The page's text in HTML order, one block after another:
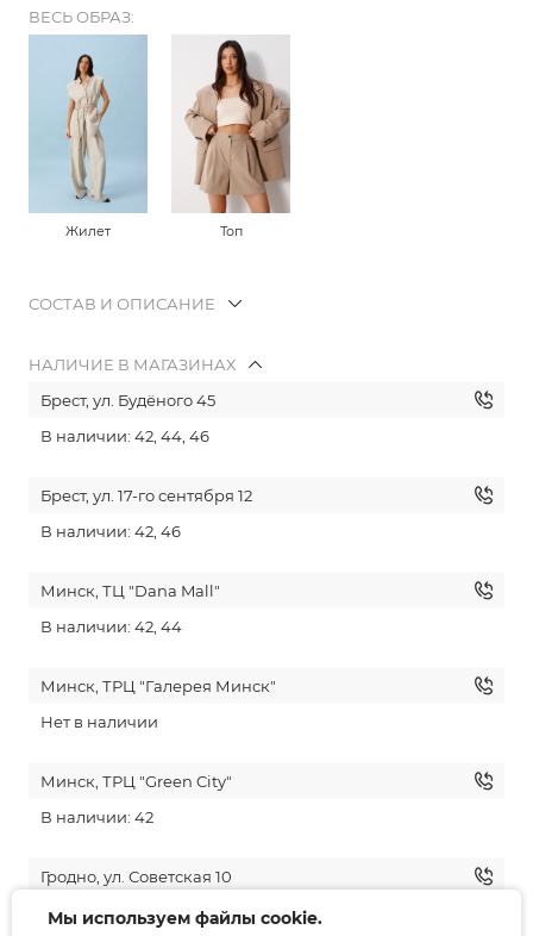
ВЕСЬ ОБРАЗ:
Жилет Топ
СОСТАВ И ОПИСАНИЕ
НАЛИЧИЕ В МАГАЗИНАХ
Брест, ул. Будёного 45
В наличии: 42, 44, 46
Брест, ул. 17-го сентября 12
В наличии: 42, 46
Минск, ТЦ "Dana Mall"
В наличии: 42, 44
Минск, ТРЦ "Галерея Минск"
Нет в наличии
Минск, ТРЦ "Green City"
В наличии: 42
Гродно, ул. Советская 10
В наличии: 42, 44, 46
Мы используем файлы cookie.